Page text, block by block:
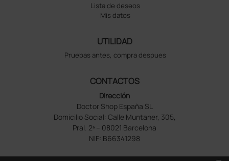
Lista de deseos
Mis datos
UTILIDAD
Pruebas antes, compra despues
CONTACTOS
Dirección
Doctor Shop España SL
Domicilio Social: Calle Muntaner, 305,
Pral. 2ª – 08021 Barcelona
NIF: B66341298